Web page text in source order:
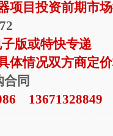
项目投资前期市
版或特快专递
情况双方商定
合同
13671328849